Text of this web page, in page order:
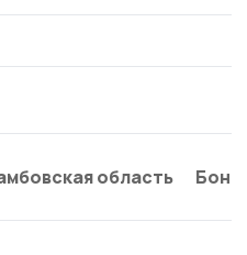
область